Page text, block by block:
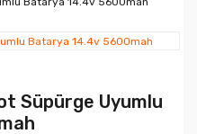
Süpürge Uyumlu